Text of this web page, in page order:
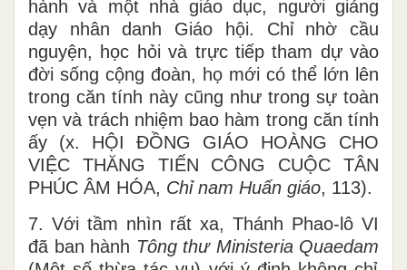
hành và một nhà giáo dục, người giảng
dạy nhân danh Giáo hội. Chỉ nhờ cầu
nguyện, học hỏi và trực tiếp tham dự vào
đời sống cộng đoàn, họ mới có thể lớn lên
trong căn tính này cũng như trong sự toàn
vẹn và trách nhiệm bao hàm trong căn tính
ấy (x. HỘI ĐỒNG GIÁO HOÀNG CHO
VIỆC THĂNG TIẾN CÔNG CUỘC TÂN
PHÚC ÂM HÓA, Chỉ nam Huấn giáo, 113).
7. Với tầm nhìn rất xa, Thánh Phao-lô VI
đã ban hành Tông thư Ministeria Quaedam